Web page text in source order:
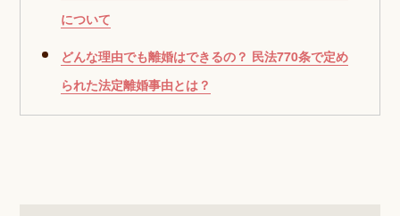
について
どんな理由でも離婚はできるの？ 民法770条で定め
られた法定離婚事由とは？